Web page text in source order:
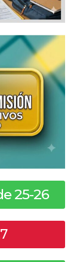
25-26